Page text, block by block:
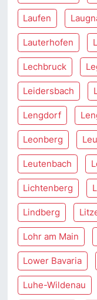
Laufen
Lauterhofen
Lechbruck
Leidersbach
Lengdorf
Leonberg
Leutenbach
Lichtenberg
Lindberg
Lohr am Main
Lower Bavaria
Luhe-Wildenau